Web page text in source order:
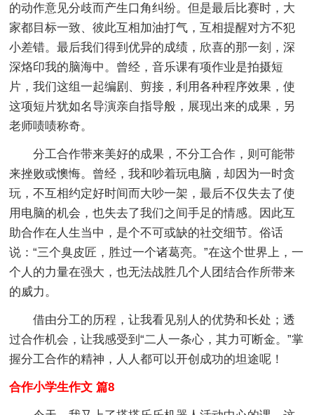
的动作意见分歧而产生口角纠纷。但是最后比赛时，大
家都目标一致、彼此互相加油打气，互相提醒对方不犯
小差错。最后我们得到优异的成绩，欣喜的那一刻，深
深烙印我的脑海中。曾经，音乐课有项作业是拍摄短
片，我们这组一起编剧、剪接，利用各种程序效果，使
这项短片犹如名导演亲自指导般，展现出来的成果，另
老师啧啧称奇。
分工合作带来美好的成果，不分工合作，则可能带
来挫败或懊悔。曾经，我和吵着玩电脑，却因为一时贪
玩，不互相约定好时间而大吵一架，最后不仅失去了使
用电脑的机会，也失去了我们之间手足的情感。因此互
助合作在人生当中，是个不可或缺的社交细节。俗话
说：“三个臭皮匠，胜过一个诸葛亮。”在这个世界上，一
个人的力量在强大，也无法战胜几个人团结合作所带来
的威力。
借由分工的历程，让我看见别人的优势和长处；透
过合作机会，让我感受到“二人一条心，其力可断金。”掌
握分工合作的精神，人人都可以开创成功的坦途呢！
合作小学生作文 篇8